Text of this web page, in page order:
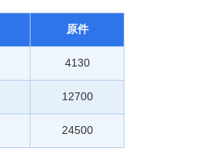
原件
4130
12700
24500